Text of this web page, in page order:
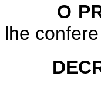
O
lhe